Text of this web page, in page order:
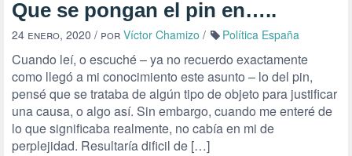
Que se pongan el pin en…..
24 enero, 2020 / por Víctor Chamizo / Política España
Cuando leí, o escuché – ya no recuerdo exactamente
como llegó a mi conocimiento este asunto – lo del pin,
pensé que se trataba de algún tipo de objeto para justificar
una causa, o algo así. Sin embargo, cuando me enteré de
lo que significaba realmente, no cabía en mi de
perplejidad. Resultaría dificil de […]